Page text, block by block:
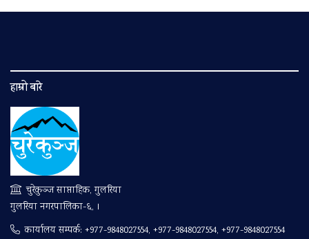
हाम्रो बारे
चुरेकुञ्ज साप्ताहिक, गुलरिया
गुलरिया नगरपालिका-६, ।
कार्यालय सम्पर्क: +977-9848027554, +977-9848027554, +977-9848027554